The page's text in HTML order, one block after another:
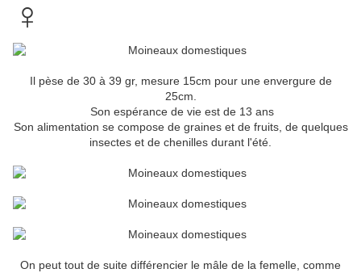
♀
Il pèse de 30 à 39 gr, mesure 15cm pour une envergure de
25cm.
Son espérance de vie est de 13 ans
Son alimentation se compose de graines et de fruits, de quelques
insectes et de chenilles durant l'été.
On peut tout de suite différencier le mâle de la femelle, comme